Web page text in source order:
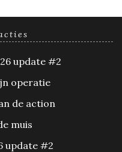
update #2
operatie
de action
muis
update #2